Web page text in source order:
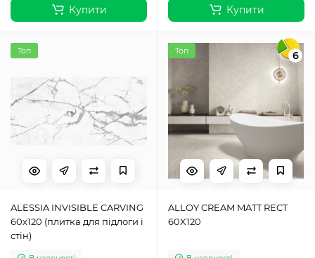
Купити Купити
Топ
ALESSIA INVISIBLE CARVING
60х120 (плитка для підлоги і
стін)
6
Топ
ALLOY CREAM MATT RECT
60X120